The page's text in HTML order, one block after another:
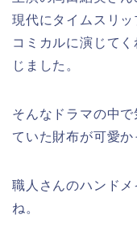
現代にタイムスリ
コミカルに演じて
じました。
そんなドラマの中
ていた財布が可愛か
職人さんのハンド
ね。